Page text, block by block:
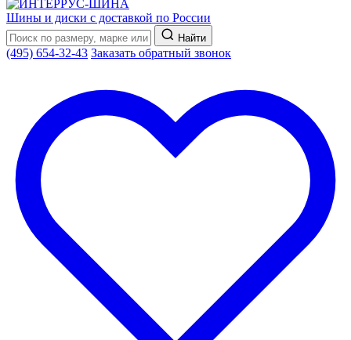
Шины и диски с доставкой по России
Найти
(495) 654-32-43 Заказать обратный звонок